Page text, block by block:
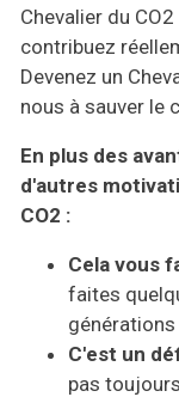
Chevalier du
contribuez
Devenez un
nous à sauver le
En plus des
d'autres
CO2 :
Cela vous
faites
C'est un
pas